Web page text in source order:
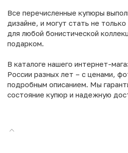
Все перечисленные купюры
дизайне, и могут стать не
для любой бонистической
подарком.
В каталоге нашего интернет-
России разных лет – с ценами,
подробным описанием. Мы
состояние купюр и надежную